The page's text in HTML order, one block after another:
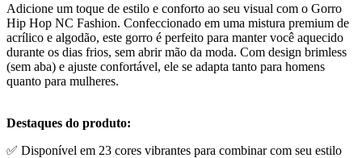
Adicione um toque de estilo e conforto ao seu visual com o Gorro
Hip Hop NC Fashion. Confeccionado em uma mistura premium de
acrílico e algodão, este gorro é perfeito para manter você aquecido
durante os dias frios, sem abrir mão da moda. Com design brimless
(sem aba) e ajuste confortável, ele se adapta tanto para homens
quanto para mulheres.
Destaques do produto:
✅ Disponível em 23 cores vibrantes para combinar com seu estilo